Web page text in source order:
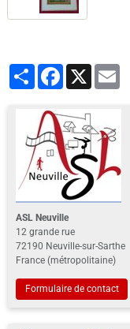
PartagerFacebook
ASL Neuville
12 grande rue
72190 Neuville-sur-Sarthe
France (métropolitaine)
Formulaire de contact